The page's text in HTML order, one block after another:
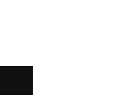
die Schaltflächen